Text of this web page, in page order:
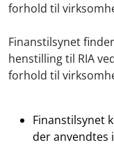
forhold til
Finanstilsynet
henstilling til RIA
forhold til
Finanstilsynet
der anvendtes